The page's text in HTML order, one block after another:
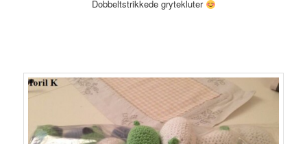
Dobbeltstrikkede grytekluter